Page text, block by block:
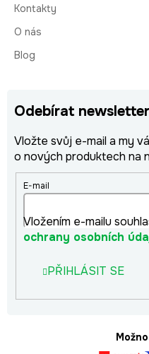
Kontakty
O nás
Blog
Odebírat newsletter
Vložte svůj e-mail a my
o nových produktech na
E-mail
Vložením e-mailu
ochrany osobních
PŘIHLÁSIT SE